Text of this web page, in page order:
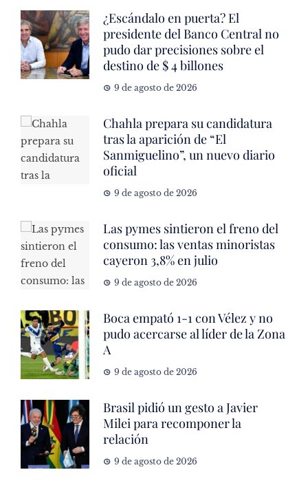
¿Escándalo en puerta? El
presidente del Banco Central no
pudo dar precisiones sobre el
destino de $ 4 billones
9 de agosto de 2026
Chahla prepara su candidatura
tras la aparición de “El
Sanmiguelino”, un nuevo diario
oficial
9 de agosto de 2026
Las pymes sintieron el freno del
consumo: las ventas minoristas
cayeron 3,8% en julio
9 de agosto de 2026
Boca empató 1-1 con Vélez y no
pudo acercarse al líder de la Zona
A
9 de agosto de 2026
Brasil pidió un gesto a Javier
Milei para recomponer la
relación
9 de agosto de 2026